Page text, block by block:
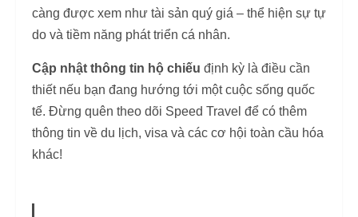
càng được xem như tài sản quý giá – thể hiện sự tự
do và tiềm năng phát triển cá nhân.
Cập nhật thông tin hộ chiếu định kỳ là điều cần
thiết nếu bạn đang hướng tới một cuộc sống quốc
tế. Đừng quên theo dõi Speed Travel để có thêm
thông tin về du lịch, visa và các cơ hội toàn cầu hóa
khác!